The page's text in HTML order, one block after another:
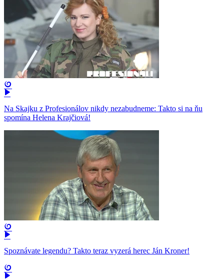
Na Skajku z Profesionálov nikdy nezabudneme: Takto si na ňu
spomína Helena Krajčiová!
Spoznávate legendu? Takto teraz vyzerá herec Ján Kroner!